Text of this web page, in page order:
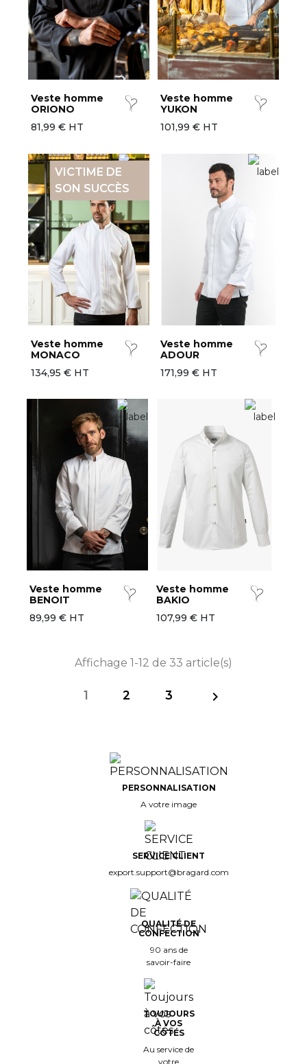
Veste homme
ORIONO
81,99 € HT
Veste homme
YUKON
101,99 € HT
Veste homme
MONACO
134,95 € HT
VICTIME DE
SON SUCCÈS
Veste homme
ADOUR
171,99 € HT
Veste homme
BENOIT
89,99 € HT
Veste homme
BAKIO
107,99 € HT
Affichage 1-12 de 33 article(s)
1 2 3 
PERSONNALISATION
A votre image
SERVICE CLIENT
export.support@bragard.com
QUALITÉ DE
CONFECTION
90 ans de
savoir-faire
TOUJOURS
À VOS
CÔTÉS
Au service de
votre